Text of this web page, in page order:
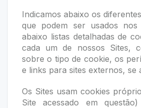
Indicamos abaixo os
que podem ser usados nos
abaixo listas detalhadas de
cada um de nossos Sites,
sobre o tipo de cookie, os
e links para sites externos, se
Os Sites usam cookies
Site acessado em